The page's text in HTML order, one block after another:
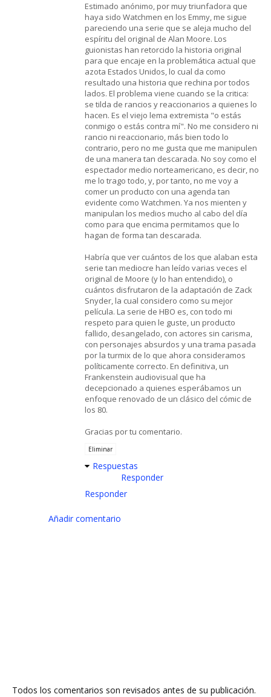
Estimado anónimo, por muy triunfadora que
haya sido Watchmen en los Emmy, me sigue
pareciendo una serie que se aleja mucho del
espíritu del original de Alan Moore. Los
guionistas han retorcido la historia original
para que encaje en la problemática actual que
azota Estados Unidos, lo cual da como
resultado una historia que rechina por todos
lados. El problema viene cuando se la critica:
se tilda de rancios y reaccionarios a quienes lo
hacen. Es el viejo lema extremista "o estás
conmigo o estás contra mí". No me considero ni
rancio ni reaccionario, más bien todo lo
contrario, pero no me gusta que me manipulen
de una manera tan descarada. No soy como el
espectador medio norteamericano, es decir, no
me lo trago todo, y, por tanto, no me voy a
comer un producto con una agenda tan
evidente como Watchmen. Ya nos mienten y
manipulan los medios mucho al cabo del día
como para que encima permitamos que lo
hagan de forma tan descarada.
Habría que ver cuántos de los que alaban esta
serie tan mediocre han leído varias veces el
original de Moore (y lo han entendido), o
cuántos disfrutaron de la adaptación de Zack
Snyder, la cual considero como su mejor
película. La serie de HBO es, con todo mi
respeto para quien le guste, un producto
fallido, desangelado, con actores sin carisma,
con personajes absurdos y una trama pasada
por la turmix de lo que ahora consideramos
políticamente correcto. En definitiva, un
Frankenstein audiovisual que ha
decepcionado a quienes esperábamos un
enfoque renovado de un clásico del cómic de
los 80.
Gracias por tu comentario.
Eliminar
Respuestas
Responder
Responder
Añadir comentario
Todos los comentarios son revisados antes de su publicación.